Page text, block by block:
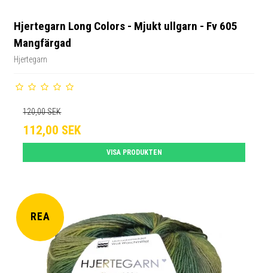
Hjertegarn Long Colors - Mjukt ullgarn - Fv 605
Mangfärgad
Hjertegarn
120,00 SEK
112,00 SEK
VISA PRODUKTEN
REA